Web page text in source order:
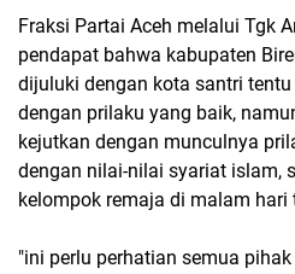
Fraksi Partai Aceh melalui Tgk
pendapat bahwa kabupaten
dijuluki dengan kota santri
dengan prilaku yang baik,
kejutkan dengan munculnya
dengan nilai-nilai syariat islam,
kelompok remaja di malam
"ini perlu perhatian semua